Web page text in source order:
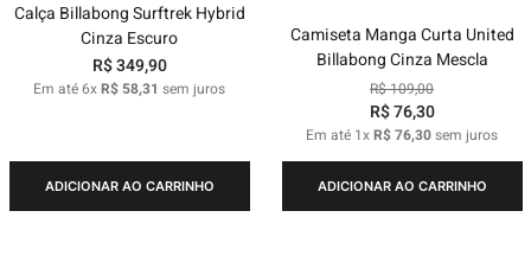
Calça Billabong Surftrek Hybrid
Cinza Escuro
R$349,90
Em até6xR$ 58,31 sem juros
ADICIONAR AO CARRINHO
Camiseta Manga Curta United
Billabong Cinza Mescla
R$109,00
R$76,30
Em até 1xR$76,30sem juros
ADICIONAR AO CARRINHO